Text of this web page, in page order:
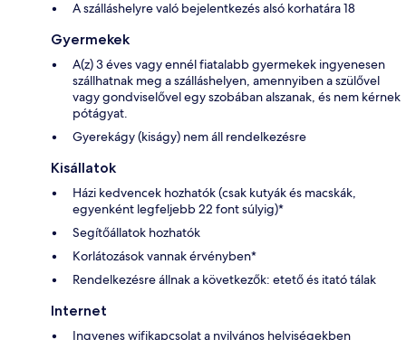
A szálláshelyre való bejelentkezés alsó korhatára 18
Gyermekek
A(z) 3 éves vagy ennél fiatalabb gyermekek ingyenesen
szállhatnak meg a szálláshelyen, amennyiben a szülővel
vagy gondviselővel egy szobában alszanak, és nem kérnek
pótágyat.
Gyerekágy (kiságy) nem áll rendelkezésre
Kisállatok
Házi kedvencek hozhatók (csak kutyák és macskák,
egyenként legfeljebb 22 font súlyig)*
Segítőállatok hozhatók
Korlátozások vannak érvényben*
Rendelkezésre állnak a következők: etető és itató tálak
Internet
Ingyenes wifikapcsolat a nyilvános helyiségekben